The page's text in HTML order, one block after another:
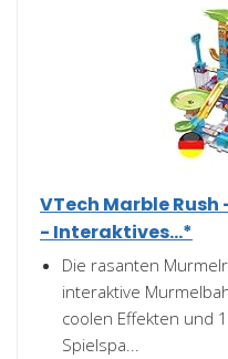
VTech Marble Rush
- Interaktives...*
Die rasanten
interaktive
coolen Effekten und
Spielspa...